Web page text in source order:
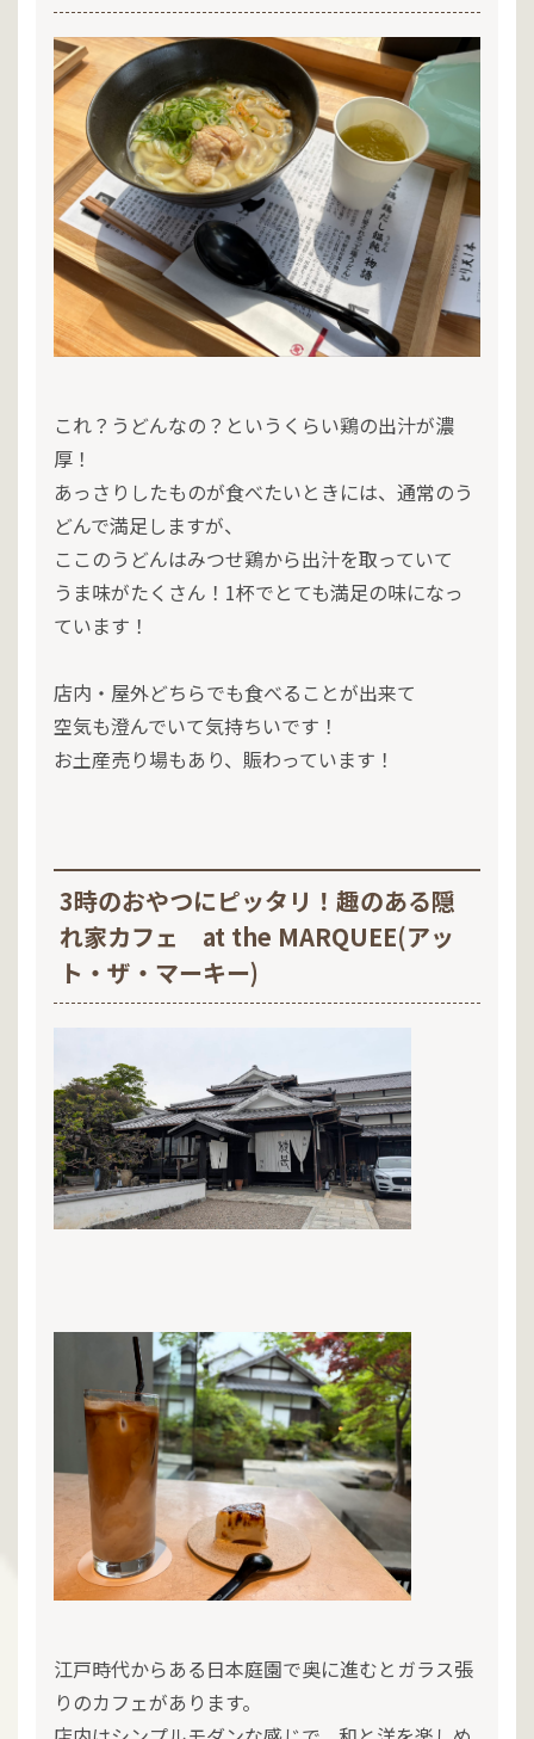
これ？うどんなの？というくらい鶏の出汁が濃
厚！
あっさりしたものが食べたいときには、通常のう
どんで満足しますが、
ここのうどんはみつせ鶏から出汁を取っていて
うま味がたくさん！1杯でとても満足の味になっ
ています！
店内・屋外どちらでも食べることが出来て
空気も澄んでいて気持ちいです！
お土産売り場もあり、賑わっています！
3時のおやつにピッタリ！趣のある隠
れ家カフェ at the MARQUEE(アッ
ト・ザ・マーキー)
江戸時代からある日本庭園で奥に進むとガラス張
りのカフェがあります。